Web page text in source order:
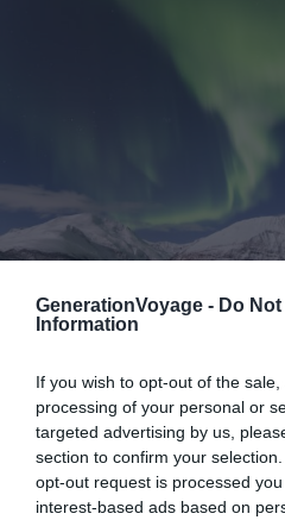
GenerationVoyage - Do
Information
If you wish to opt-out of the
processing of your personal or
targeted advertising by us,
section to confirm your
opt-out request is processed
interest-based ads based on
Pourquoi nous l’avons
chasse aux aurores boréales
opter pour des
originales. Ainsi, vous aurez
expérience magique.